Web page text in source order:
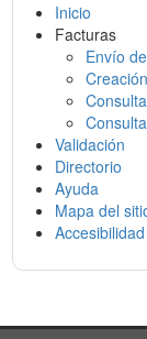
Inicio
Facturas
Envío
Validación
Directorio
Ayuda
Mapa del
Accesibilidad